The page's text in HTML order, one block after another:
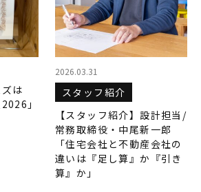
ト情報
づくりのコラム
声
は
」
2026.03.31
スタッフ紹介
【スタッフ紹介】設計担当/
常務取締役・中尾新一郎
「住宅会社と不動産会社の
違いは『足し算』か『引き
算』か」